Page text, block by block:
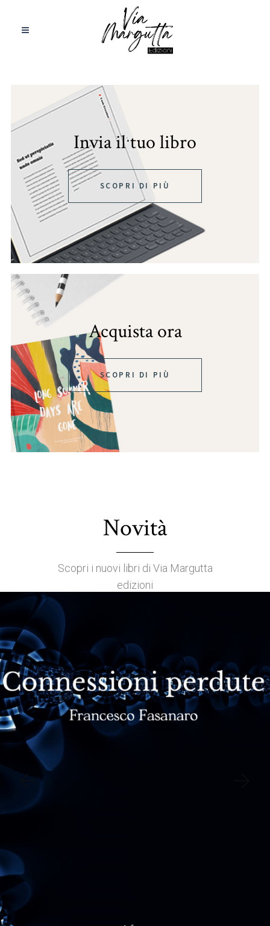
Invia il tuo libro
SCOPRI DI PIÙ
Acquista ora
SCOPRI DI PIÙ
Novità
Scopri i nuovi libri di Via Margutta
edizioni